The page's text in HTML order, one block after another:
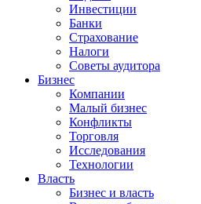
Инвестиции
Банки
Страхование
Налоги
Советы аудитора
Бизнес
Компании
Малый бизнес
Конфликты
Торговля
Исследования
Технологии
Власть
Бизнес и власть